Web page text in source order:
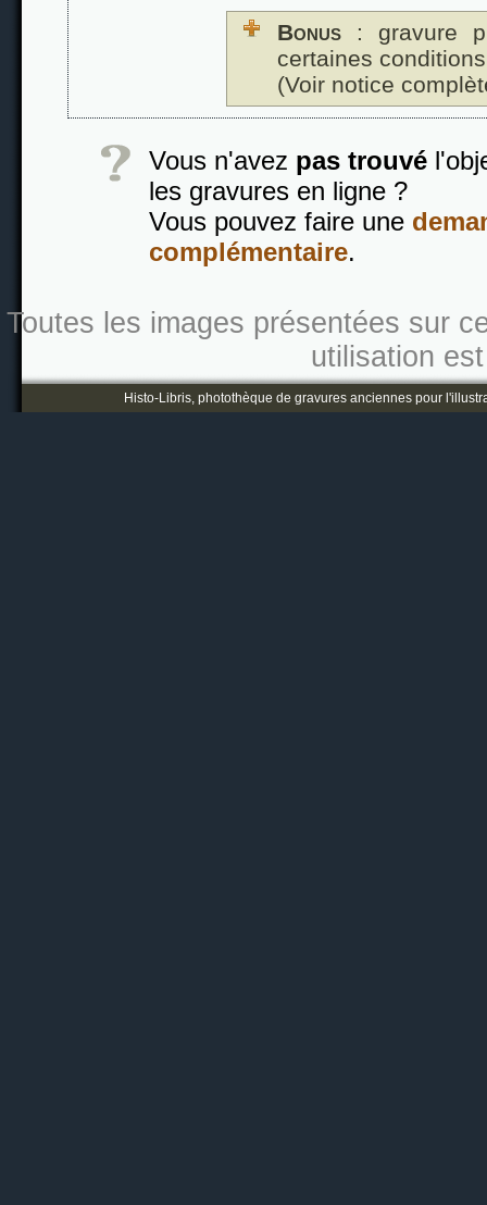
Bonus : gravure
certaines
(Voir notice
Vous n'avez pas trouvé
les gravures en ligne ?
Vous pouvez faire une
complémentaire.
Toutes les images présentées sur
utilisation
Histo-Libris, photothèque de gravures anciennes pour